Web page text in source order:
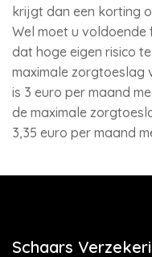
krijgt dan een korting
Wel moet u voldoende
dat hoge eigen risico
maximale zorgtoeslag
is 3 euro per maand
de maximale
3,35 euro per maand
Schaars